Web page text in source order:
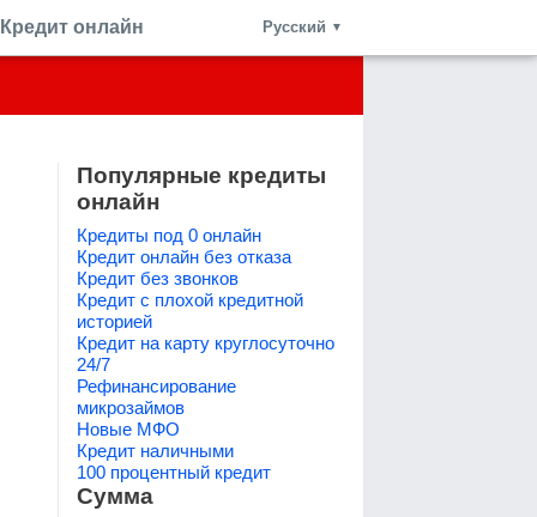
Кредит онлайн Русский ▼
Популярные кредиты
онлайн
Кредиты под 0 онлайн
Кредит онлайн без отказа
Кредит без звонков
Кредит с плохой кредитной
историей
Кредит на карту круглосуточно
24/7
Рефинансирование
микрозаймов
Новые МФО
Кредит наличными
100 процентный кредит
Сумма